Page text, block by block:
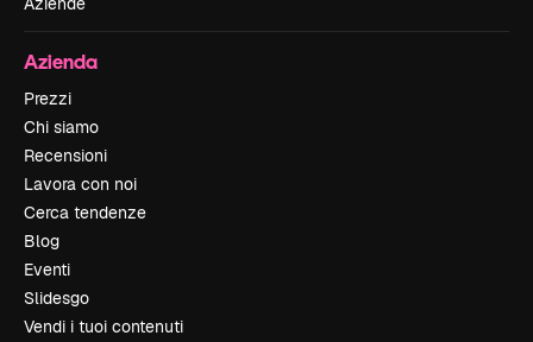
Azienda
Prezzi
Chi siamo
Recensioni
Lavora con noi
Cerca tendenze
Blog
Eventi
Slidesgo
Vendi i tuoi contenuti